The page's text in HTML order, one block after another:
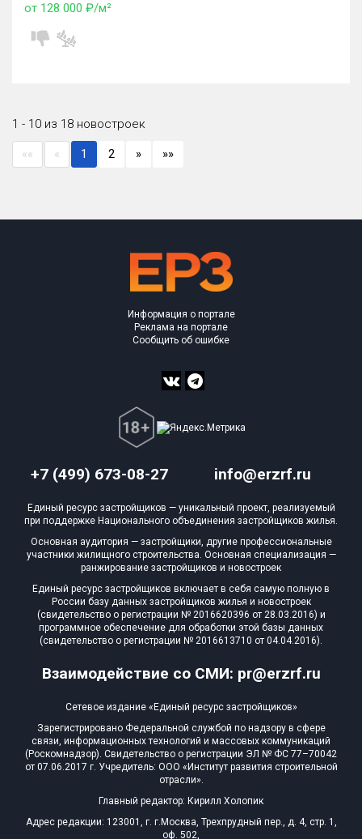
от 128 000 ₽/м²
1 - 10 из 18 новостроек
«« « 1 2 » »»
+7 (499) 673-08-27 info@erzrf.ru
Взаимодействие со СМИ: pr@erzrf.ru
Информация о портале
Реклама на портале
Сообщить об ошибке
Единый ресурс застройщиков — уникальный проект, реализуемый
при поддержке Национального объединения застройщиков жилья.
Основная аудитория — застройщики, другие профессиональные
участники жилищного строительства. Основная специализация —
ранжирование застройщиков и новостроек
Единый ресурс застройщиков включает в себя самую полную в
России базу данных застройщиков жилья и новостроек
(свидетельство о регистрации № 2016620396 от 28.03.2016) и
программное обеспечение для обработки этой базы данных
(свидетельство о регистрации № 2016613710 от 04.04.2016).
Сетевое издание «Единый ресурс застройщиков»
Зарегистрировано Федеральной службой по надзору в сфере
связи, информационных технологий и массовых коммуникаций
(Роскомнадзор). Свидетельство о регистрации ЭЛ № ФС 77–70042
от 07.06.2017 г. Учредитель: ООО «Институт развития строительной
отрасли».
Главный редактор: Кирилл Холопик
Адрес редакции: 123001, г. г.Москва, Трехпрудный пер., д. 4, стр. 1,
оф. 502,